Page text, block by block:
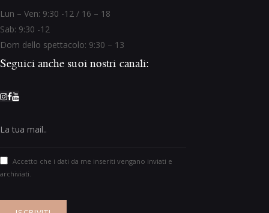
Lun – Ven: 9:30 -12 / 16 – 18
Sab: 9:30 -12
Dom dello spettacolo: 9:30 – 13
Seguici anche suoi nostri canali:
Accetto che i dati da me inseriti vengano inviati e
archiviati.